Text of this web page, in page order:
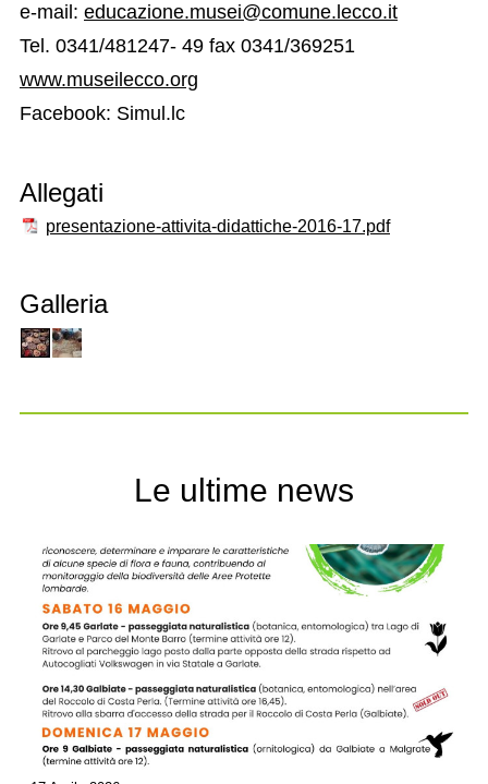
e-mail: educazione.musei@comune.lecco.it
Tel. 0341/481247- 49 fax 0341/369251
www.museilecco.org
Facebook: Simul.lc
Allegati
presentazione-attivita-didattiche-2016-17.pdf
Galleria
Le ultime news